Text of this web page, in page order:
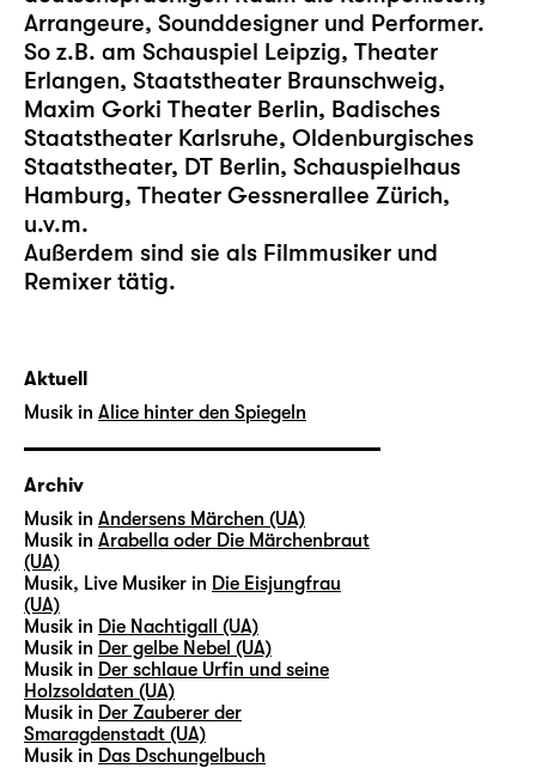
Arrangeure, Sounddesigner und Performer.
So z.B. am Schauspiel Leipzig, Theater
Erlangen, Staatstheater Braunschweig,
Maxim Gorki Theater Berlin, Badisches
Staatstheater Karlsruhe, Oldenburgisches
Staatstheater, DT Berlin, Schauspielhaus
Hamburg, Theater Gessnerallee Zürich,
u.v.m.
Außerdem sind sie als Filmmusiker und
Remixer tätig.
Aktuell
Musik in Alice hinter den Spiegeln
Archiv
Musik in Andersens Märchen (UA)
Musik in Arabella oder Die Märchenbraut
(UA)
Musik, Live Musiker in Die Eisjungfrau
(UA)
Musik in Die Nachtigall (UA)
Musik in Der gelbe Nebel (UA)
Musik in Der schlaue Urfin und seine
Holzsoldaten (UA)
Musik in Der Zauberer der
Smaragdenstadt (UA)
Musik in Das Dschungelbuch